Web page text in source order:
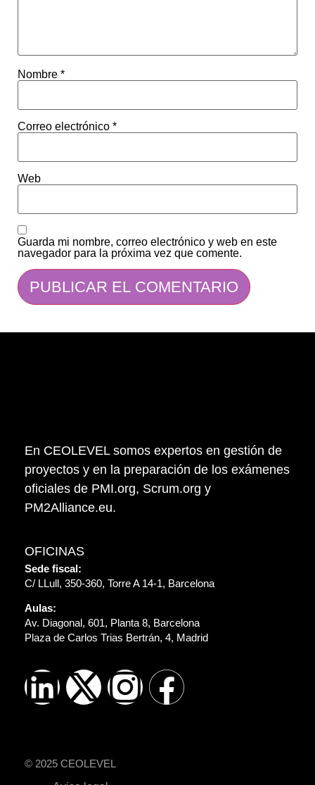
Nombre *
Correo electrónico *
Web
Guarda mi nombre, correo electrónico y web en este
navegador para la próxima vez que comente.
En CEOLEVEL somos expertos en gestión de
proyectos y en la preparación de los exámenes
oficiales de PMI.org, Scrum.org y
PM2Alliance.eu.
OFICINAS
Sede fiscal:
C/ LLull, 350-360, Torre A 14-1, Barcelona
Aulas:
Av. Diagonal, 601, Planta 8, Barcelona
Plaza de Carlos Trias Bertrán, 4, Madrid
© 2025 CEOLEVEL